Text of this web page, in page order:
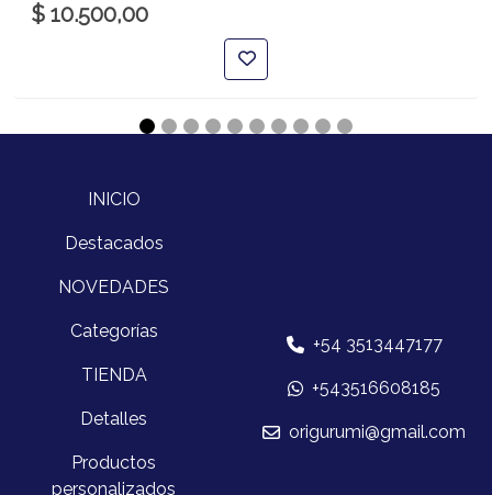
$ 10.500,00
INICIO
Destacados
NOVEDADES
Categorías
TIENDA
Detalles
Productos
personalizados
+54 3513447177
+543516608185
origurumi@gmail.com